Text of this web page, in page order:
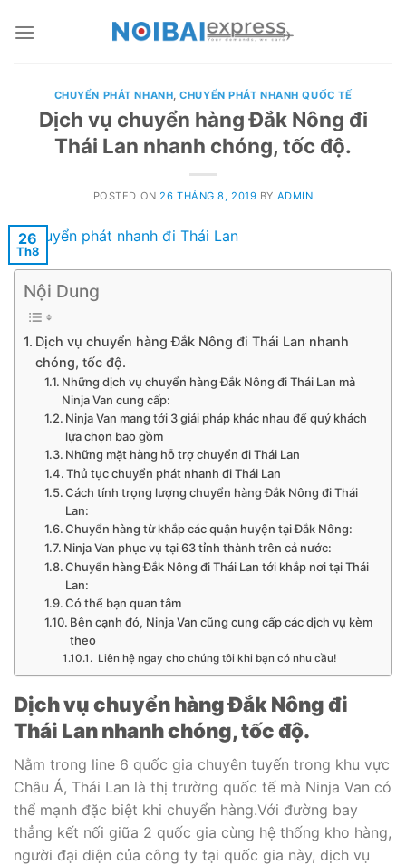
CHUYỂN PHÁT NHANH,CHUYỂN PHÁT NHANH QUỐC TẾ
Dịch vụ chuyển hàng Đắk Nông đi
Thái Lan nhanh chóng, tốc độ.
POSTED ON 26 THÁNG 8, 2019 BY ADMIN
26
Th8
Nội Dung
Dịch vụ chuyển hàng Đắk Nông đi Thái Lan nhanh
chóng, tốc độ.
Những dịch vụ chuyển hàng Đắk Nông đi Thái Lan mà
Ninja Van cung cấp:
Ninja Van mang tới 3 giải pháp khác nhau để quý khách
lựa chọn bao gồm
Những mặt hàng hỗ trợ chuyển đi Thái Lan
Thủ tục chuyển phát nhanh đi Thái Lan
Cách tính trọng lượng chuyển hàng Đắk Nông đi Thái
Lan:
Chuyển hàng từ khắp các quận huyện tại Đắk Nông:
Ninja Van phục vụ tại 63 tỉnh thành trên cả nước:
Chuyển hàng Đắk Nông đi Thái Lan tới khắp nơi tại Thái
Lan:
Có thể bạn quan tâm
Bên cạnh đó, Ninja Van cũng cung cấp các dịch vụ kèm
theo
Liên hệ ngay cho chúng tôi khi bạn có nhu cầu!
Dịch vụ chuyển hàng Đắk Nông đi
Thái Lan nhanh chóng, tốc độ.
Nằm trong line 6 quốc gia chuyên tuyến trong khu vực
Châu Á, Thái Lan là thị trường quốc tế mà Ninja Van có
thể mạnh đặc biệt khi chuyển hàng.Với đường bay
thẳng kết nối giữa 2 quốc gia cùng hệ thống kho hàng,
người đại diện của công ty tại quốc gia này, dịch vụ